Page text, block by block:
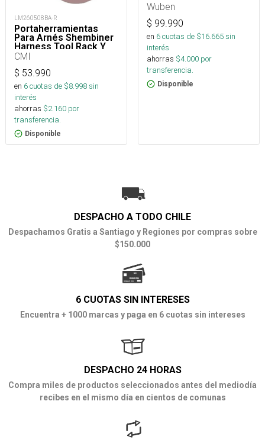
LM260508BA-R
Portaherramientas
Para Arnés Shembiner
Harness Tool Rack Y
Arborismo
CMI
$ 53.990
en 6cuotas de $8.998sin
interés
ahorras $2.160 por
transferencia.
Disponible
Wuben
$ 99.990
en 6cuotas de $16.665sin
interés
ahorras $4.000 por
transferencia.
Disponible
DESPACHO A TODO CHILE
Despachamos Gratis a Santiago y Regiones por compras sobre
$150.000
6 CUOTAS SIN INTERESES
Encuentra + 1000 marcas y paga en 6 cuotas sin intereses
DESPACHO 24 HORAS
Compra miles de productos seleccionados antes del mediodía
recibes en el mismo día en cientos de comunas